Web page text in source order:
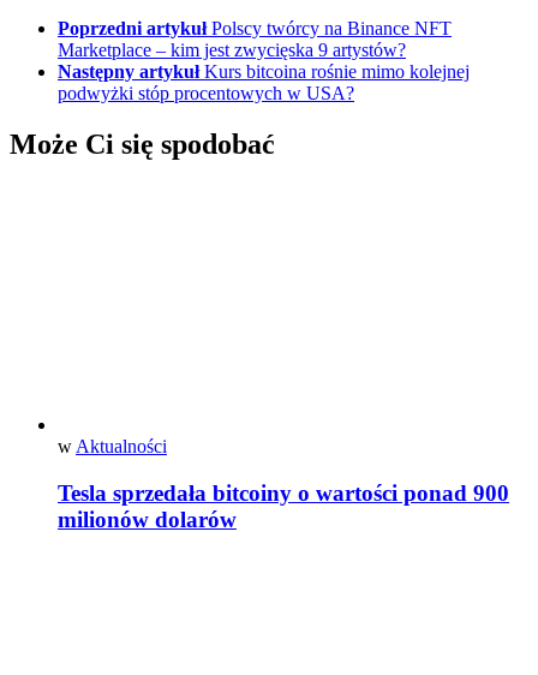
Poprzedni artykuł Polscy twórcy na Binance NFT
Marketplace – kim jest zwycięska 9 artystów?
Następny artykuł Kurs bitcoina rośnie mimo kolejnej
podwyżki stóp procentowych w USA?
Może Ci się spodobać
w Aktualności
Tesla sprzedała bitcoiny o wartości ponad 900
milionów dolarów